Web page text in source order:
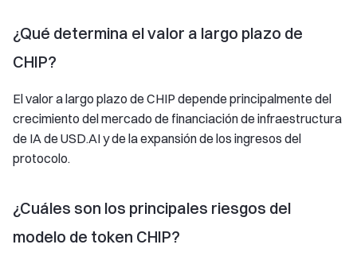
¿Qué determina el valor a largo plazo de
CHIP?
El valor a largo plazo de CHIP depende principalmente del
crecimiento del mercado de financiación de infraestructura
de IA de USD.AI y de la expansión de los ingresos del
protocolo.
¿Cuáles son los principales riesgos del
modelo de token CHIP?